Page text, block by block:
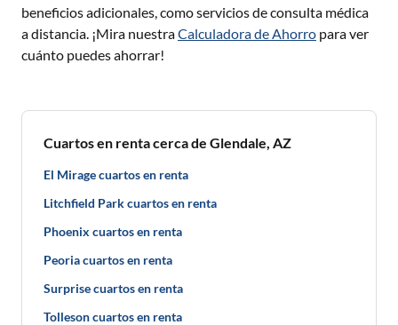
beneficios adicionales, como servicios de consulta médica
a distancia. ¡Mira nuestraCalculadora de Ahorro para ver
cuánto puedes ahorrar!
Cuartos en renta cerca de Glendale, AZ
El Mirage cuartos en renta
Litchfield Park cuartos en renta
Phoenix cuartos en renta
Peoria cuartos en renta
Surprise cuartos en renta
Tolleson cuartos en renta